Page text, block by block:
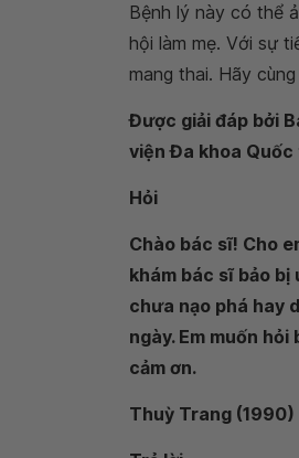
Bệnh lý này có thể
hội làm mẹ. Với sự
mang thai. Hãy
Được giải đáp bởi
viện Đa khoa
Hỏi
Chào bác sĩ! Cho
khám bác sĩ bảo
chưa nạo phá hay
ngày. Em muốn
cảm ơn.
Thuỳ Trang (1990)